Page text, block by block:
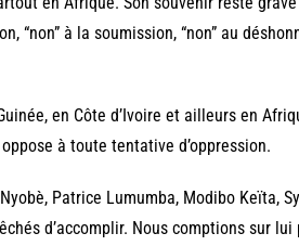
“non” à la soumission, “non” au
en Côte d’Ivoire et ailleurs en
à toute tentative d’oppression.
Patrice Lumumba, Modibo Keïta,
d’accomplir. Nous comptions sur